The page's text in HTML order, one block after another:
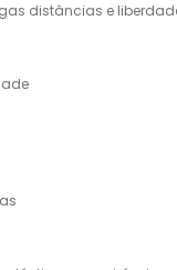
distâncias e